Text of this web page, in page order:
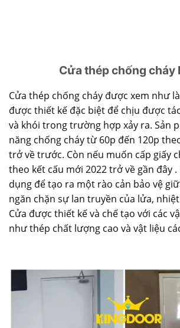
Cửa thép chống cháy
Cửa thép chống cháy được xem như
được thiết kế đặc biệt để chịu được
và khói trong trường hợp xảy ra. Sản
năng chống cháy từ 60p đến 120p
trở về trước. Còn nếu muốn cấp giấy
theo kết cấu mới 2022 trở về gần đây
dụng để tạo ra một rào cản bảo vệ
ngăn chặn sự lan truyền của lửa,
Cửa được thiết kế và chế tạo với các
như thép chất lượng cao và vật liệu